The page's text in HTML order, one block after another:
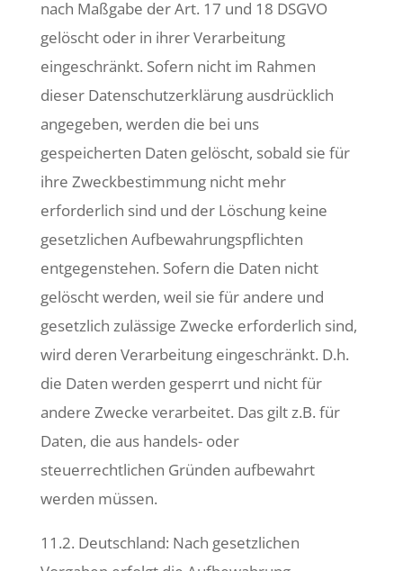
nach Maßgabe der Art. 17 und 18 DSGVO
gelöscht oder in ihrer Verarbeitung
eingeschränkt. Sofern nicht im Rahmen
dieser Datenschutzerklärung ausdrücklich
angegeben, werden die bei uns
gespeicherten Daten gelöscht, sobald sie für
ihre Zweckbestimmung nicht mehr
erforderlich sind und der Löschung keine
gesetzlichen Aufbewahrungspflichten
entgegenstehen. Sofern die Daten nicht
gelöscht werden, weil sie für andere und
gesetzlich zulässige Zwecke erforderlich sind,
wird deren Verarbeitung eingeschränkt. D.h.
die Daten werden gesperrt und nicht für
andere Zwecke verarbeitet. Das gilt z.B. für
Daten, die aus handels- oder
steuerrechtlichen Gründen aufbewahrt
werden müssen.
11.2. Deutschland: Nach gesetzlichen